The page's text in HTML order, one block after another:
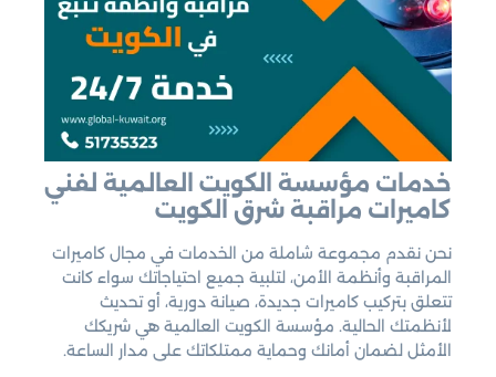
خدمات مؤسسة الكويت العالمية لفني
كاميرات مراقبة شرق الكويت
نحن نقدم مجموعة شاملة من الخدمات في مجال كاميرات
المراقبة وأنظمة الأمن، لتلبية جميع احتياجاتك سواء كانت
تتعلق بتركيب كاميرات جديدة، صيانة دورية، أو تحديث
لأنظمتك الحالية. مؤسسة الكويت العالمية هي شريكك
الأمثل لضمان أمانك وحماية ممتلكاتك على مدار الساعة.